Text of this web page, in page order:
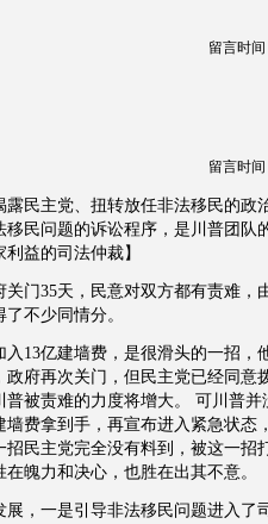
留言时间
留言时间
露民主党、扭转放任非法移民的政
移民问题的诉讼程序，是川普团队
益的司法仲裁】
关门35天，民意对双方都有责难，
不少同情分。
入13亿建墙费，是很滑头的一招，
政府再次关门，但民主党已经同意
普被责难的力度将增大。 可川普并
墙费拿到手，再宣布进入紧急状态
招民主党完全没有料到，被这一招
魄力和决心，也胜在出其不意。
展，一是引导非法移民问题进入了